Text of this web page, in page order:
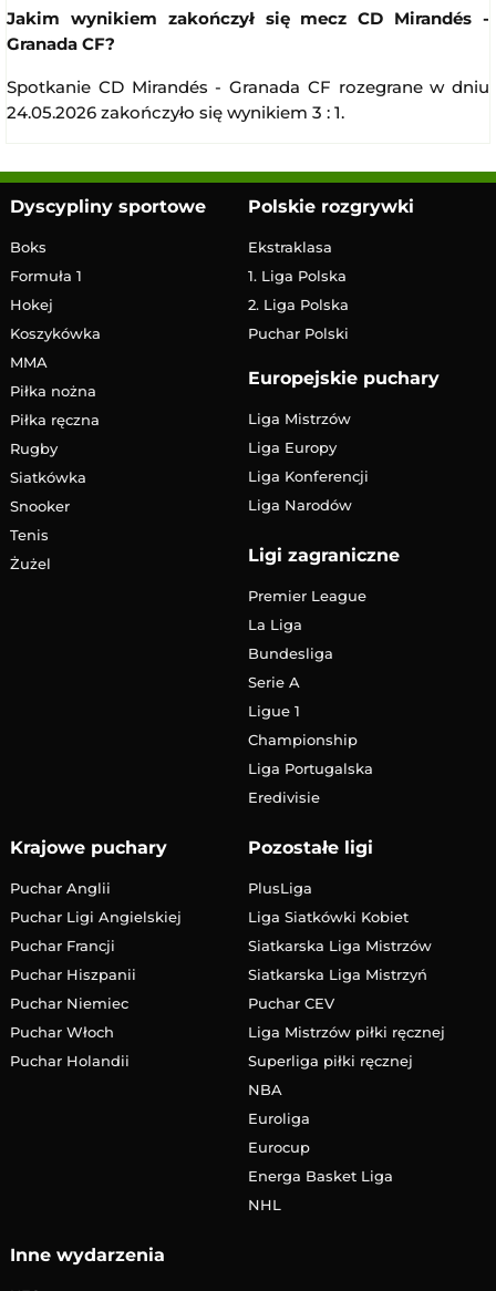
Jakim wynikiem zakończył się mecz CD Mirandés -
Granada CF?
Spotkanie CD Mirandés - Granada CF rozegrane w dniu
24.05.2026 zakończyło się wynikiem 3 : 1.
Dyscypliny sportowe
Boks
Formuła 1
Hokej
Koszykówka
MMA
Piłka nożna
Piłka ręczna
Rugby
Siatkówka
Snooker
Tenis
Żużel
Polskie rozgrywki
Ekstraklasa
1. Liga Polska
2. Liga Polska
Puchar Polski
Europejskie puchary
Liga Mistrzów
Liga Europy
Liga Konferencji
Liga Narodów
Ligi zagraniczne
Premier League
La Liga
Bundesliga
Serie A
Ligue 1
Championship
Liga Portugalska
Eredivisie
Krajowe puchary
Puchar Anglii
Puchar Ligi Angielskiej
Puchar Francji
Puchar Hiszpanii
Puchar Niemiec
Puchar Włoch
Puchar Holandii
Pozostałe ligi
PlusLiga
Liga Siatkówki Kobiet
Siatkarska Liga Mistrzów
Siatkarska Liga Mistrzyń
Puchar CEV
Liga Mistrzów piłki ręcznej
Superliga piłki ręcznej
NBA
Euroliga
Eurocup
Energa Basket Liga
NHL
Inne wydarzenia